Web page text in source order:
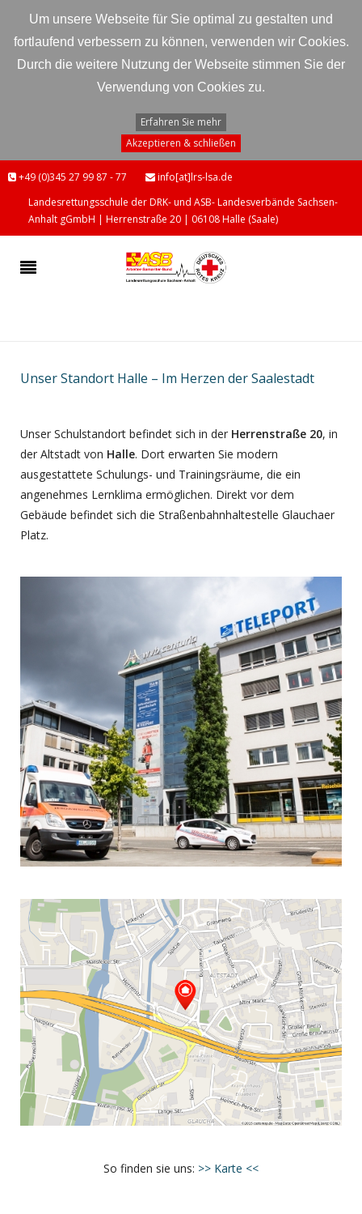
Um unsere Webseite für Sie optimal zu gestalten und
fortlaufend verbessern zu können, verwenden wir Cookies.
Durch die weitere Nutzung der Webseite stimmen Sie der
Verwendung von Cookies zu.
Erfahren Sie mehr
Akzeptieren & schließen
+49 (0)345 27 99 87 - 77
info[at]lrs-lsa.de
Landesrettungsschule der DRK- und ASB- Landesverbände Sachsen-
Anhalt gGmbH | Herrenstraße 20 | 06108 Halle (Saale)
Unser Standort Halle – Im Herzen der Saalestadt
Unser Schulstandort befindet sich in der Herrenstraße 20, in
der Altstadt von Halle. Dort erwarten Sie modern
ausgestattete Schulungs- und Trainingsräume, die ein
angenehmes Lernklima ermöglichen. Direkt vor dem
Gebäude befindet sich die Straßenbahnhaltestelle Glauchaer
Platz.
So finden sie uns: >> Karte <<